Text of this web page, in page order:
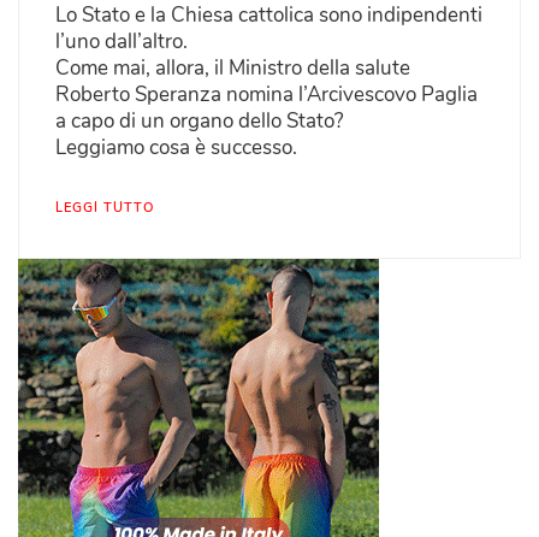
Lo Stato e la Chiesa cattolica sono indipendenti
l’uno dall’altro.
Come mai, allora, il Ministro della salute
Roberto Speranza nomina l’Arcivescovo Paglia
a capo di un organo dello Stato?
Leggiamo cosa è successo.
LEGGI TUTTO